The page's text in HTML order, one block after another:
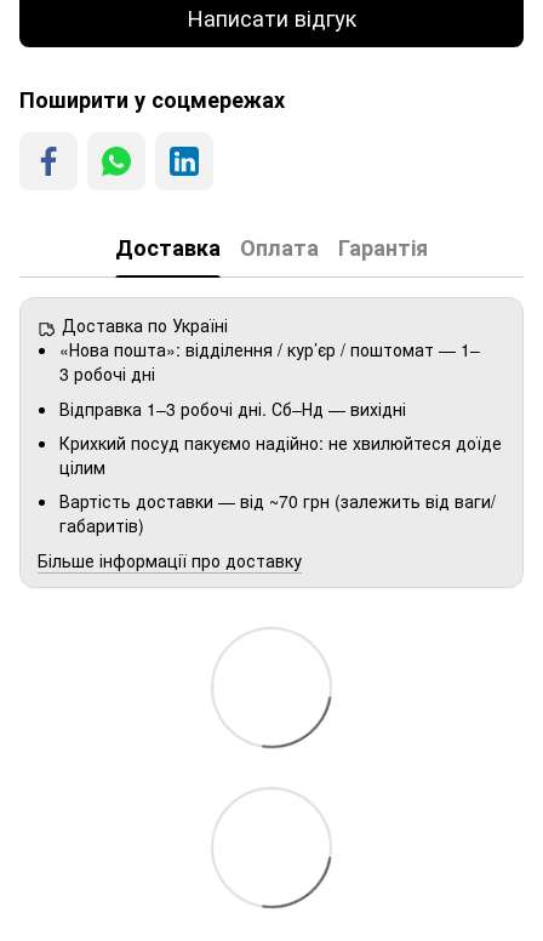
Написати відгук
Поширити у соцмережах
Доставка Оплата Гарантія
Доставка по Україні
«Нова пошта»: відділення / кур’єр / поштомат — 1–
3 робочі дні
Відправка 1–3 робочі дні. Сб–Нд — вихідні
Крихкий посуд пакуємо надійно: не хвилюйтеся доїде
цілим
Вартість доставки — від ~70 грн (залежить від ваги/
габаритів)
Більше інформації про доставку